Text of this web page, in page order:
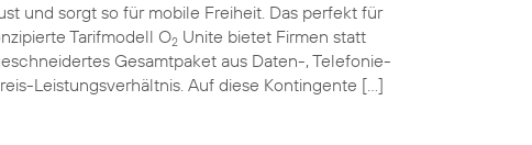
und sorgt so für mobile Freiheit. Das perfekt für
Tarifmodell O2 Unite bietet Firmen statt
Gesamtpaket aus Daten-, Telefonie-
Leistungsverhältnis. Auf diese Kontingente […]